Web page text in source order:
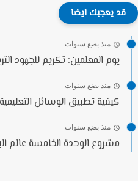
قد يعجبك ايضا
منذ بضع سنوات
يوم المعلمين: تكريم للجهود
منذ بضع سنوات
كيفية تطبيق الوسائل
منذ بضع سنوات
مشروع الوحدة الخامسة عالم البحار